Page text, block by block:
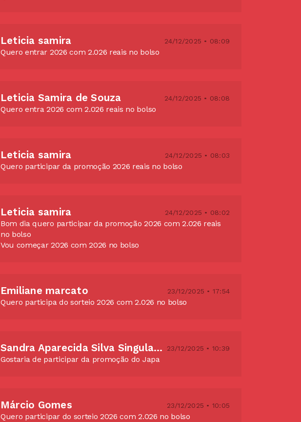
Leticia samira 24/12/2025 • 08:09
Quero entrar 2026 com 2.026 reais no bolso
Leticia Samira de Souza 24/12/2025 • 08:08
Quero entra 2026 com 2.026 reais no bolso
Leticia samira 24/12/2025 • 08:03
Quero participar da promoção 2026 reais no bolso
Leticia samira 24/12/2025 • 08:02
Bom dia quero participar da promoção 2026 com 2.026 reais
no bolso
Vou começar 2026 com 2026 no bolso
Emiliane marcato 23/12/2025 • 17:54
Quero participa do sorteio 2026 com 2.026 no bolso
Sandra Aparecida Silva Singulani Souza 23/12/2025 • 10:39
Gostaria de participar da promoção do Japa
Márcio Gomes 23/12/2025 • 10:05
Quero participar do sorteio 2026 com 2.026 no bolso